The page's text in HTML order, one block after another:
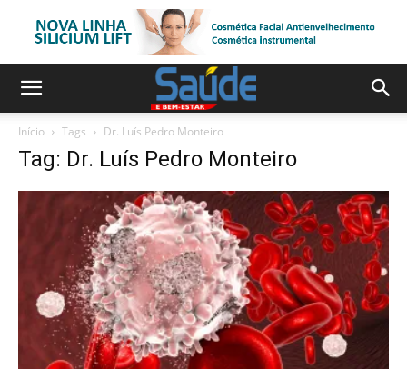
Início Tags Dr. Luís Pedro Monteiro
Tag: Dr. Luís Pedro Monteiro